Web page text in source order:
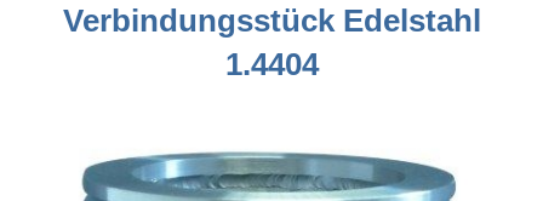
Verbindungsstück Edelstahl
1.4404